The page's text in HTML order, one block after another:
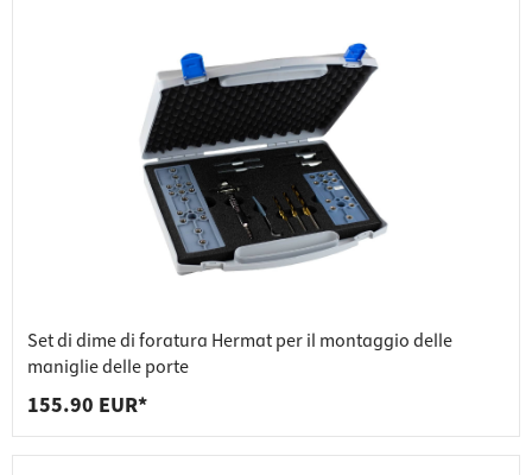
Set di dime di foratura Hermat per il montaggio delle
maniglie delle porte
155.90 EUR*